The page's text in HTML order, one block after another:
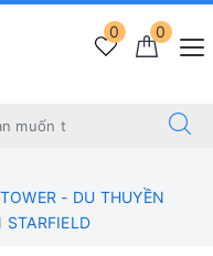
0
0
- DU THUYỀN